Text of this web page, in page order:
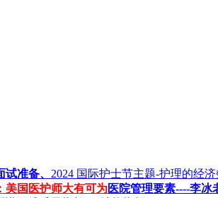
准备、 2024 国际护士节主题-护理的经济
美国医护师大有可为医院管理要素----李